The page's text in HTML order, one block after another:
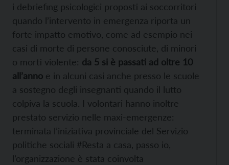
i debriefing psicologici proposti ai soccorritori
quando l’intervento in emergenza riporta un
forte impatto emotivo, come ad esempio nei
casi di morte di persone conosciute, di minori
o morti violente: da 5 si è passati ad oltre 10
all’anno e in alcuni casi anche presso le scuole
a sostegno degli insegnanti quando il lutto
colpiva la scuola. I volontari hanno inoltre
prestato servizio nelle maxi-emergenze:
terminata l’iniziativa provinciale del Servizio
politiche sociali #Resta a casa, passo io,
l’organizzazione è stata coinvolta